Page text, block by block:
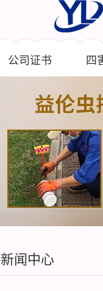
公司证书 四
新闻中心